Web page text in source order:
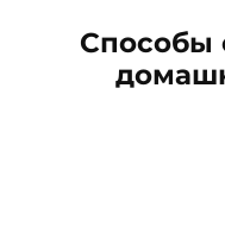
Способы